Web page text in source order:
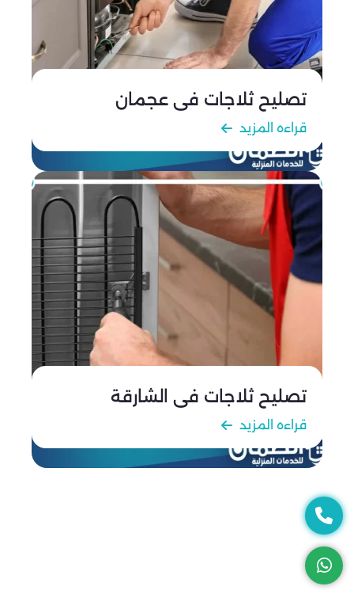
الشركات المميزة والرائدة التي يمكن أن تساعدك.
تصليح ثلاجات في عجمان
قراءه المزيد
تصليح ثلاجات في الشارقة
قراءه المزيد